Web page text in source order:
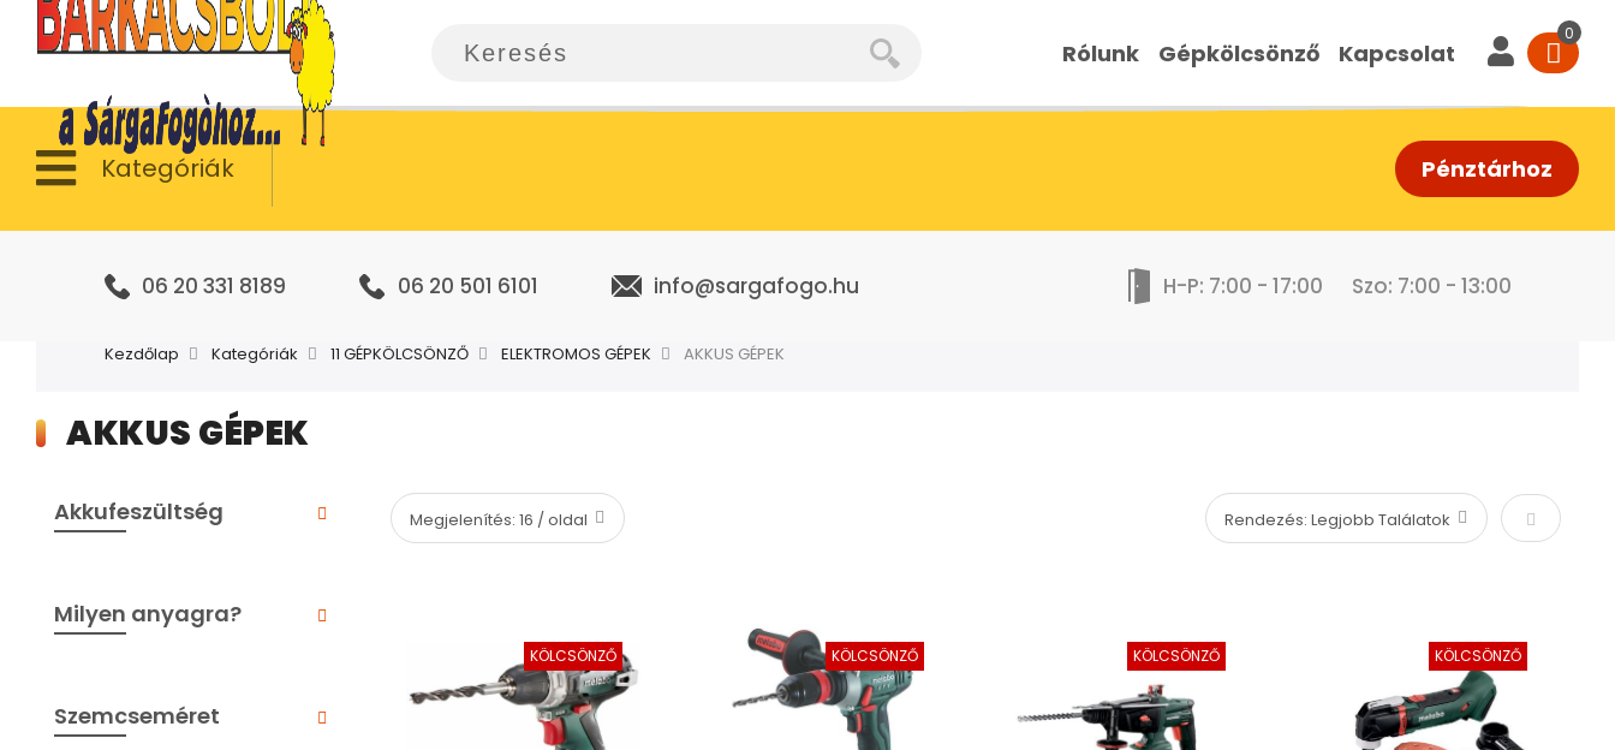
Rólunk Gépkölcsönző Kapcsolat
Kategóriák Pénztárhoz
06 20 331 8189 06 20 501 6101 info@sargafogo.hu H-P: 7:00 - 17:00 Szo: 7:00 - 13:00
Kezdőlap Kategóriák 11 GÉPKÖLCSÖNZŐ ELEKTROMOS GÉPEK AKKUS GÉPEK
AKKUS GÉPEK
Növekvő
KÖLCSÖNZŐ KÖLCSÖNZŐ KÖLCSÖNZŐ KÖLCSÖNZŐ
Akkufeszültség
Milyen anyagra?
Szemcseméret